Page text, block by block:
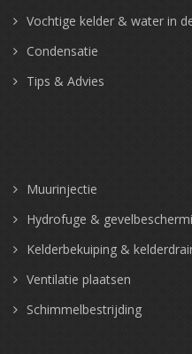
Vochtige kelder & water in
Condensatie
Tips & Advies
Muurinjectie
Hydrofuge &
Kelderbekuiping &
Ventilatie plaatsen
Schimmelbestrijding